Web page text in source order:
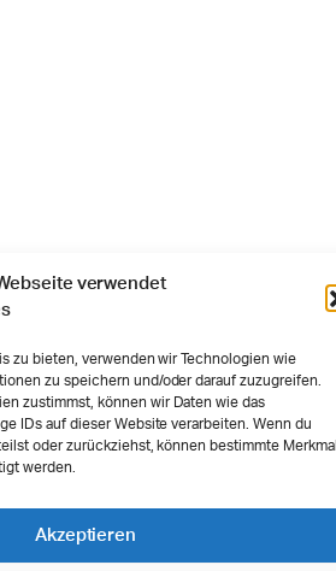
verwendet
zu bieten, verwenden wir Technologien wie
zu speichern und/oder darauf zuzugreifen.
zustimmst, können wir Daten wie das
IDs auf dieser Website verarbeiten. Wenn du
oder zurückziehst, können bestimmte
werden.
Akzeptieren